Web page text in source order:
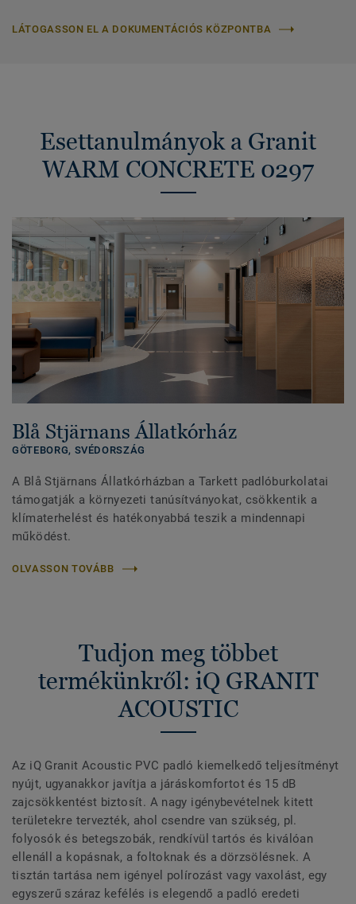
LÁTOGASSON EL A DOKUMENTÁCIÓS KÖZPONTBA
Esettanulmányok a Granit
WARM CONCRETE 0297
Blå Stjärnans Állatkórház
GÖTEBORG, SVÉDORSZÁG
A Blå Stjärnans Állatkórházban a Tarkett padlóburkolatai
támogatják a környezeti tanúsítványokat, csökkentik a
klímaterhelést és hatékonyabbá teszik a mindennapi
működést.
OLVASSON TOVÁBB
Tudjon meg többet
termékünkről: iQ GRANIT
ACOUSTIC
Az iQ Granit Acoustic PVC padló kiemelkedő teljesítményt
nyújt, ugyanakkor javítja a járáskomfortot és 15 dB
zajcsökkentést biztosít. A nagy igénybevételnek kitett
területekre tervezték, ahol csendre van szükség, pl.
folyosók és betegszobák, rendkívül tartós és kiválóan
ellenáll a kopásnak, a foltoknak és a dörzsölésnek. A
tisztán tartása nem igényel polírozást vagy vaxolást, egy
egyszerű száraz kefélés is elegendő a padló eredeti